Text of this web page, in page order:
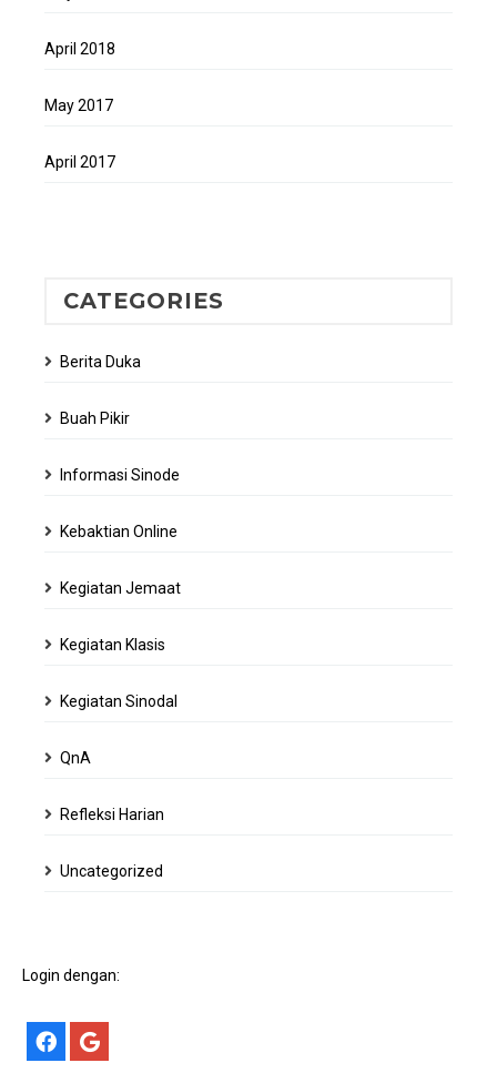
April 2018
May 2017
April 2017
CATEGORIES
Berita Duka
Buah Pikir
Informasi Sinode
Kebaktian Online
Kegiatan Jemaat
Kegiatan Klasis
Kegiatan Sinodal
QnA
Refleksi Harian
Uncategorized
Login dengan: